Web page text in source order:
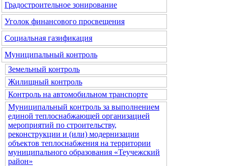
Градостроительное зонирование
Уголок финансового просвещения
Социальная газификация
Муниципальный контроль
Земельный контроль
Жилищный контроль
Контроль на автомобильном транспорте
Муниципальный контроль за выполнением
единой теплоснабжающей организацией
мероприятий по строительству,
реконструкции и (или) модернизации
объектов теплоснабжения на территории
муниципального образования «Теучежский
район»